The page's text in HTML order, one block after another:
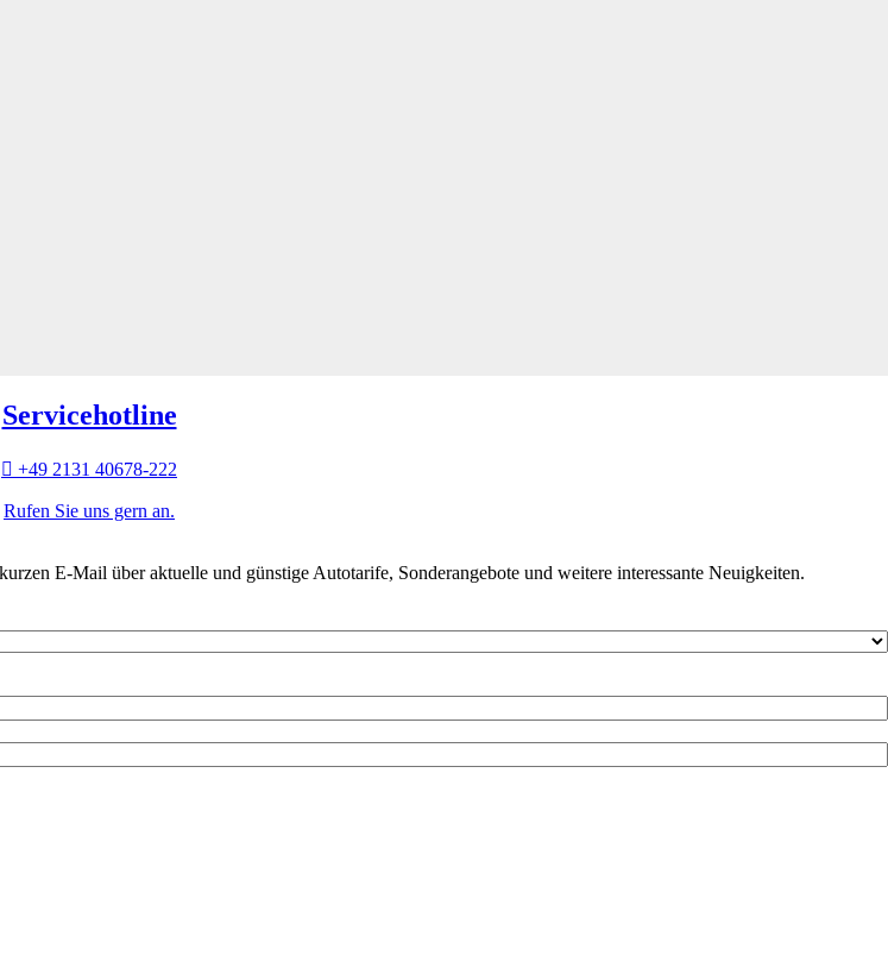
Servicehotline
+49 2131 40678-222
Rufen Sie uns gern an.
E-Mail über aktuelle und günstige Autotarife, Sonderangebote und weitere interessante Neuigkeiten.